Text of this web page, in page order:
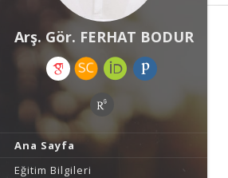
Arş. Gör. FERHAT BODUR
Ana Sayfa
Eğitim Bilgileri